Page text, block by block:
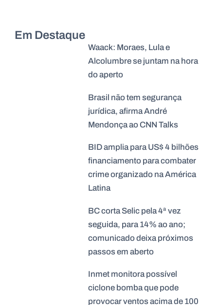
Em Destaque
Waack: Moraes, Lula e
Alcolumbre se juntam na hora
do aperto
Brasil não tem segurança
jurídica, afirma André
Mendonça ao CNN Talks
BID amplia para US$ 4 bilhões
financiamento para combater
crime organizado na América
Latina
BC corta Selic pela 4ª vez
seguida, para 14% ao ano;
comunicado deixa próximos
passos em aberto
Inmet monitora possível
ciclone bomba que pode
provocar ventos acima de 100